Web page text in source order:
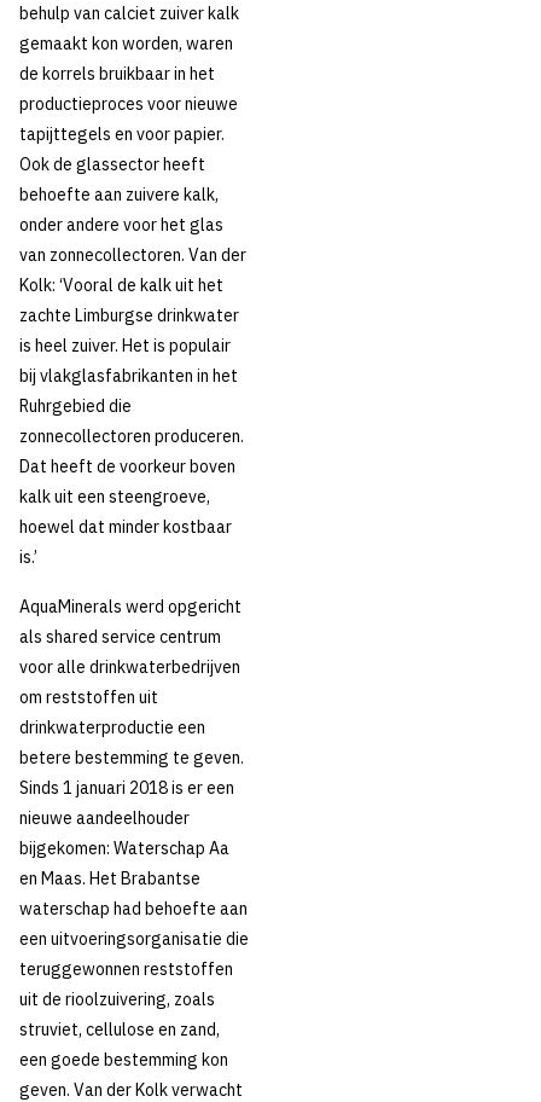
behulp van calciet zuiver kalk
gemaakt kon worden, waren
de korrels bruikbaar in het
productieproces voor nieuwe
tapijttegels en voor papier.
Ook de glassector heeft
behoefte aan zuivere kalk,
onder andere voor het glas
van zonnecollectoren. Van der
Kolk: ‘Vooral de kalk uit het
zachte Limburgse drinkwater
is heel zuiver. Het is populair
bij vlakglasfabrikanten in het
Ruhrgebied die
zonnecollectoren produceren.
Dat heeft de voorkeur boven
kalk uit een steengroeve,
hoewel dat minder kostbaar
is.’
AquaMinerals werd opgericht
als shared service centrum
voor alle drinkwaterbedrijven
om reststoffen uit
drinkwaterproductie een
betere bestemming te geven.
Sinds 1 januari 2018 is er een
nieuwe aandeelhouder
bijgekomen: Waterschap Aa
en Maas. Het Brabantse
waterschap had behoefte aan
een uitvoeringsorganisatie die
teruggewonnen reststoffen
uit de rioolzuivering, zoals
struviet, cellulose en zand,
een goede bestemming kon
geven. Van der Kolk verwacht